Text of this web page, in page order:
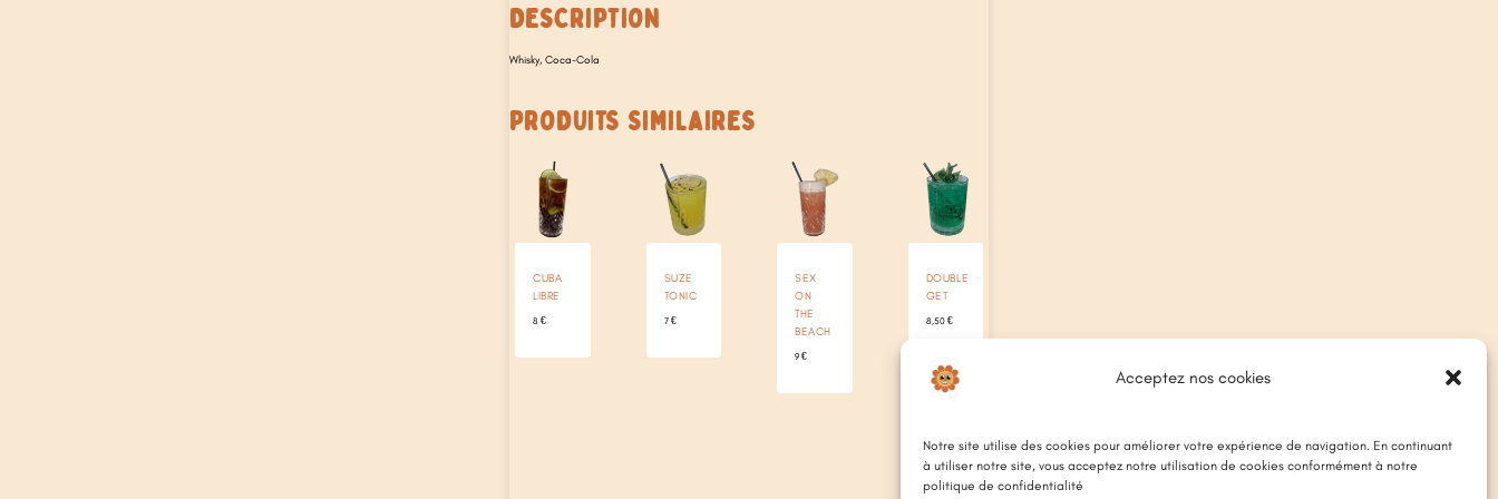
Acceptez nos cookies
Notre site utilise des cookies pour améliorer votre expérience de navigation. En continuant
à utiliser notre site, vous acceptez notre utilisation de cookies conformément à notre
politique de confidentialité
DESCRIPTION
Whisky, Coca-Cola
PRODUITS SIMILAIRES
CUBA
LIBRE
8 €
SUZE
TONIC
7 €
SEX
ON
THE
BEACH
9 €
DOUBLE
GET
8,50 €